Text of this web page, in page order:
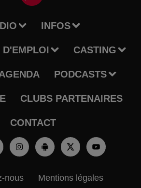
INFOS
D'EMPLOI CASTING
PODCASTS
CLUBS PARTENAIRES
CONTACT
nous Mentions légales